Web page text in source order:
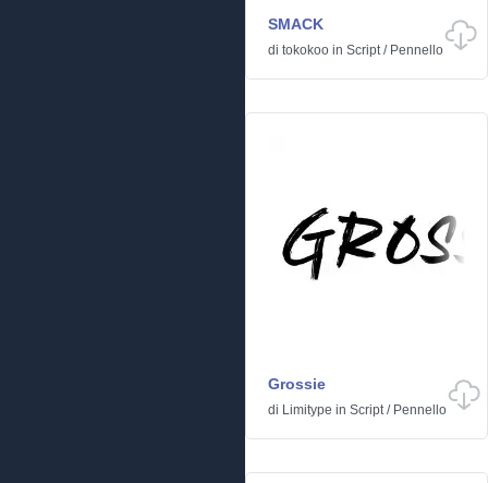
SMACK
di tokokoo in Script/ Pennello
Grossie
di Limitype in Script/ Pennello